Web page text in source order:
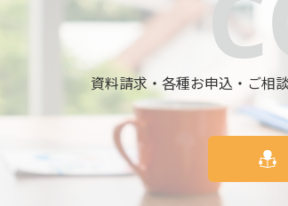
資料請求・各種お申込・ご相談